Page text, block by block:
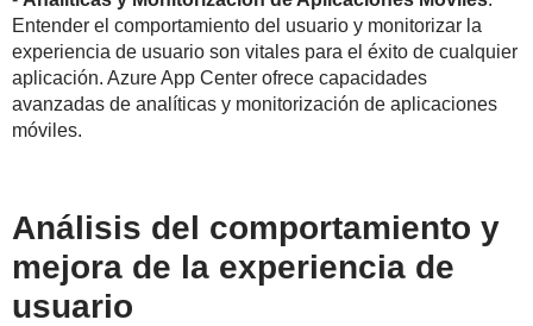
Entender el comportamiento del usuario y monitorizar la
experiencia de usuario son vitales para el éxito de cualquier
aplicación. Azure App Center ofrece capacidades
avanzadas de analíticas y monitorización de aplicaciones
móviles.
Análisis del comportamiento y
mejora de la experiencia de
usuario